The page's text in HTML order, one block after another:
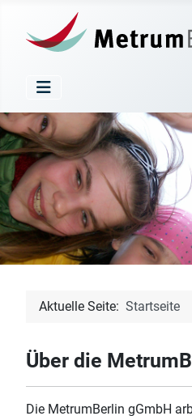
Aktuelle Seite: Startseite
Über die
Die MetrumBerlin gGmbH